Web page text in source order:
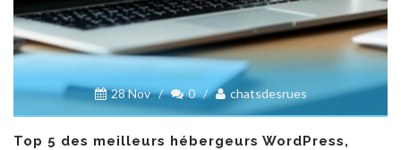
28 Nov / 0 / chatsdesrues
Top 5 des meilleurs hébergeurs WordPress,